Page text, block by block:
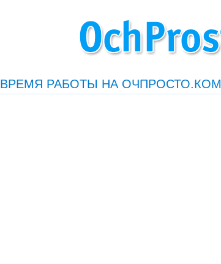
ВРЕМЯ РАБОТЫ НА ОЧПРОСТО.КОМ